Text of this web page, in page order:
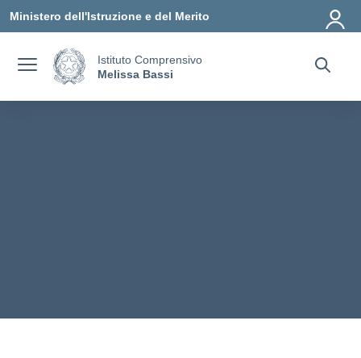
Ministero dell'Istruzione e del Merito
Istituto Comprensivo
Melissa Bassi